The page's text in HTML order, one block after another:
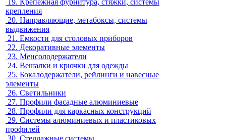
19. Крепежная фурнитура, стяжки, системы
крепления
20. Направляющие, метабоксы, системы
выдвижения
21. Емкости для столовых приборов
22. Декоративные элементы
23. Менсолодержатели
24. Вешалки и крючки для одежды
25. Бокалодержатели, рейлинги и навесные
элементы
26. Светильники
27. Профили фасадные алюминиевые
28. Профили для каркасных конструкций
29. Системы алюминиевых и пластиковых
профилей
30. Стеллажные системы